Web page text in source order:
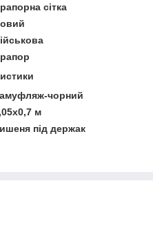
сітка
чорний
м
під держак